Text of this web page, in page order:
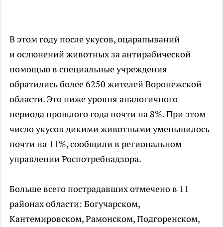
В этом году после укусов, оцарапываний
и ослюнений животных за антирабической
помощью в специальные учреждения
обратились более 6250 жителей Воронежской
области. Это ниже уровня аналогичного
периода прошлого года почти на 8%. При этом
число укусов дикими животными уменьшилось
почти на 11%, сообщили в региональном
управлении Роспотребнадзора.
Больше всего пострадавших отмечено в 11
районах области: Богучарском,
Кантемировском, Рамонском, Подгоренском,